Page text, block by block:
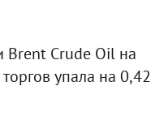
Brent Crude Oil на
упала на 0,42